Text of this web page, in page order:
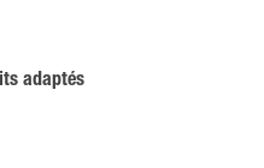
adaptés